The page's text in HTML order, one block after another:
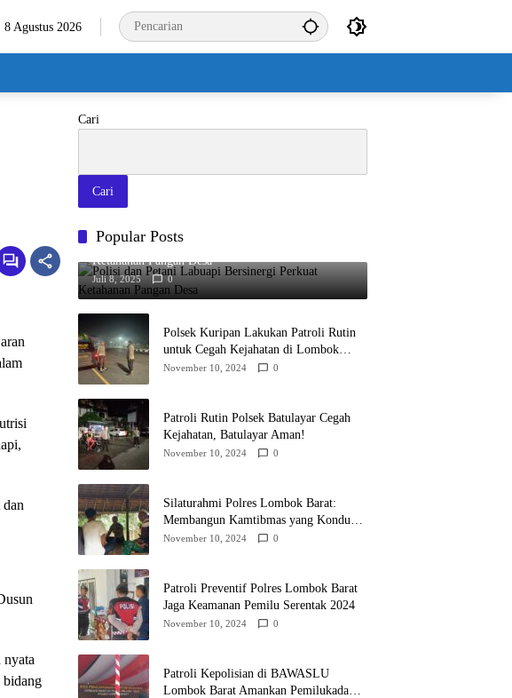
8 Agustus 2026
nyata
bidang
Cari
Cari
Popular Posts
Polisi dan Petani Labuapi Bersinergi Perkuat
Ketahanan Pangan Desa
Juli 8, 2025 0
Polsek Kuripan Lakukan Patroli Rutin
untuk Cegah Kejahatan di Lombok
Barat
November 10, 2024 0
Patroli Rutin Polsek Batulayar Cegah
Kejahatan, Batulayar Aman!
November 10, 2024 0
Silaturahmi Polres Lombok Barat:
Membangun Kamtibmas yang Kondusif
untuk Pilkada 2024
November 10, 2024 0
Patroli Preventif Polres Lombok Barat
Jaga Keamanan Pemilu Serentak 2024
November 10, 2024 0
Patroli Kepolisian di BAWASLU
Lombok Barat Amankan Pemilukada